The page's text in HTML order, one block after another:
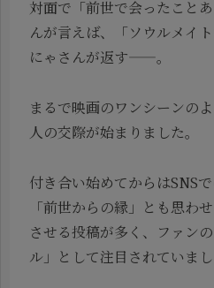
対面で「前世で会ったこと
んが言えば、「ソウルメイ
にゃさんが返す——。
まるで映画のワンシーンの
人の交際が始まりました。
付き合い始めてからはSNSで
「前世からの縁」とも思わ
させる投稿が多く、ファン
ル」として注目されていまし